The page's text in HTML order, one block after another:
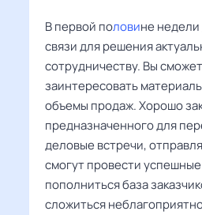
В первой половине
связи для решения
сотрудничеству. Вы
заинтересовать
объемы продаж. Хорошо
предназначенного для
деловые встречи,
смогут провести
пополниться база
сложиться